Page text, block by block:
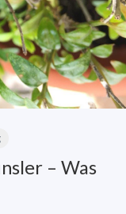
– Was